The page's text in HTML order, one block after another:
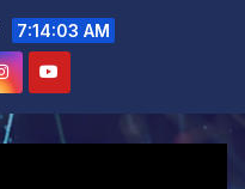
7:14:04 AM